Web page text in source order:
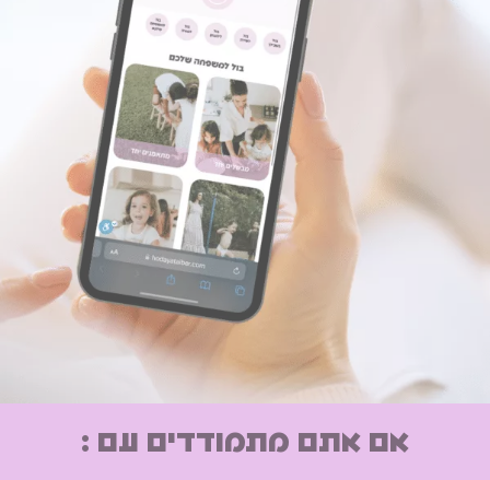
אם אתם מתמודדים עם :